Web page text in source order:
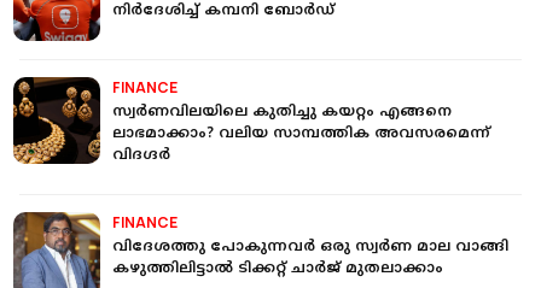
നിര്‍ദേശിച്ച് കമ്പനി ബോര്‍ഡ്‌
FINANCE
സ്വര്‍ണവിലയിലെ കുതിച്ചു കയറ്റം എങ്ങനെ
ലാഭമാക്കാം? വലിയ സാമ്പത്തിക അവസരമെന്ന്
വിദഗ്ദര്‍
FINANCE
വിദേശത്തു പോകുന്നവർ ഒരു സ്വർണ മാല വാങ്ങി
കഴുത്തിലിട്ടാൽ ടിക്കറ്റ് ചാർജ് മുതലാക്കാം